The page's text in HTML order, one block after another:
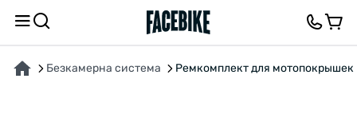
Безкамерна система Ремкомплект для мотопокрышек
ПРО ТОВАР ВІДГУКИ ТА ЗАПИТАННЯ